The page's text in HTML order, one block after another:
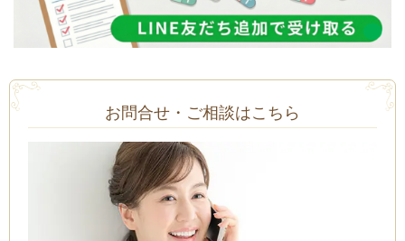
お問合せ・ご相談はこちら